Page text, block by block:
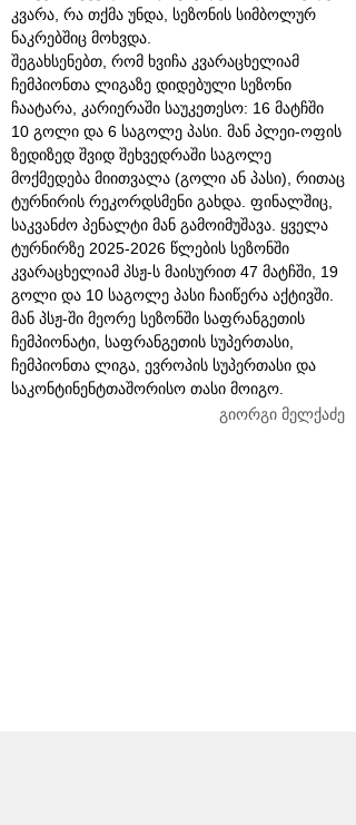
კვარა, რა თქმა უნდა, სეზონის სიმბოლურ
ნაკრებშიც მოხვდა.
შეგახსენებთ, რომ ხვიჩა კვარაცხელიამ
ჩემპიონთა ლიგაზე დიდებული სეზონი
ჩაატარა, კარიერაში საუკეთესო: 16 მატჩში
10 გოლი და 6 საგოლე პასი. მან პლეი-ოფის
ზედიზედ შვიდ შეხვედრაში საგოლე
მოქმედება მიითვალა (გოლი ან პასი), რითაც
ტურნირის რეკორდსმენი გახდა. ფინალშიც,
საკვანძო პენალტი მან გამოიმუშავა. ყველა
ტურნირზე 2025-2026 წლების სეზონში
კვარაცხელიამ პსჟ-ს მაისურით 47 მატჩში, 19
გოლი და 10 საგოლე პასი ჩაიწერა აქტივში.
მან პსჟ-ში მეორე სეზონში საფრანგეთის
ჩემპიონატი, საფრანგეთის სუპერთასი,
ჩემპიონთა ლიგა, ევროპის სუპერთასი და
საკონტინენტთაშორისო თასი მოიგო.
გიორგი მელქაძე